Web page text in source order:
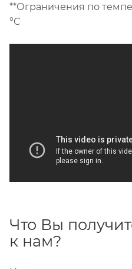
**Ограничения по
°C
Что Вы
к нам?